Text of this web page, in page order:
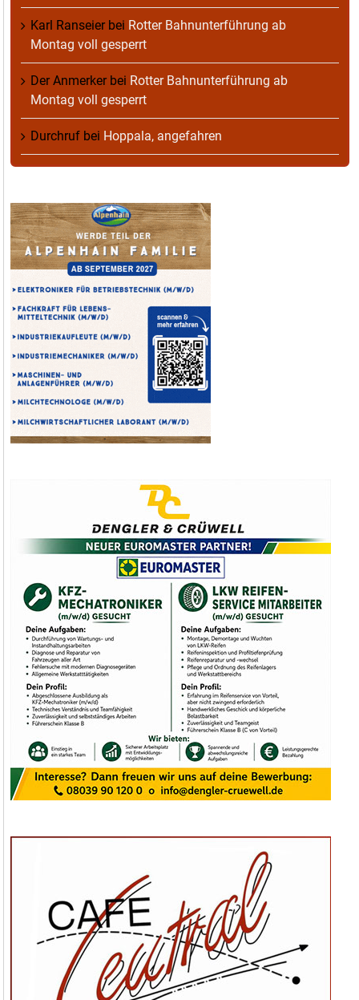
Karl Ranseierbei Rotter Bahnunterführung ab
Montag voll gesperrt
Der Anmerkerbei Rotter Bahnunterführung ab
Montag voll gesperrt
Durchruf bei Hoppala, angefahren